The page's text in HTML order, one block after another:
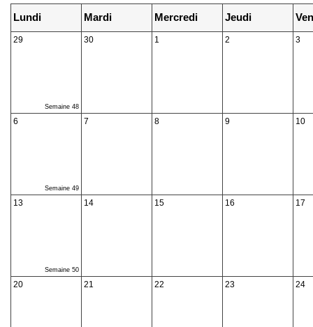
Lundi Mardi Mercredi Jeudi
29
Semaine 48
30 1 2 3
6
Semaine 49
7 8 9 10
13
Semaine 50
14 15 16 17
20 21 22 23 24